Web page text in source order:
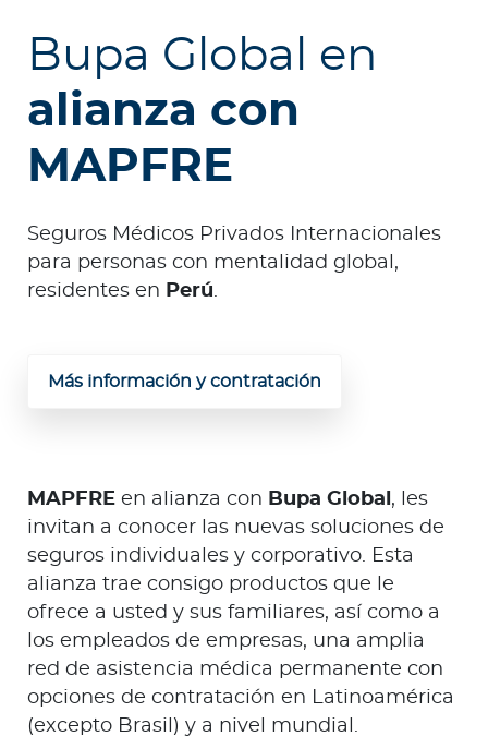
Ingresar a Mi Bupa
Bupa Global en
alianza con
MAPFRE
Seguros Médicos Privados Internacionales
para personas con mentalidad global,
residentes en Perú.
Más información y contratación
MAPFRE en alianza con Bupa Global , les
invitan a conocer las nuevas soluciones de
seguros individuales y corporativo. Esta
alianza trae consigo productos que le
ofrece a usted y sus familiares, así como a
los empleados de empresas, una amplia
red de asistencia médica permanente con
opciones de contratación en Latinoamérica
(excepto Brasil) y a nivel mundial.